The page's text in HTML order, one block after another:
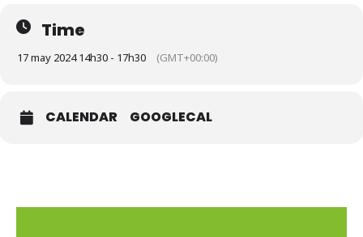
Time
17 may 2024 14h30 - 17h30 (GMT+00:00)
CALENDAR GOOGLECAL